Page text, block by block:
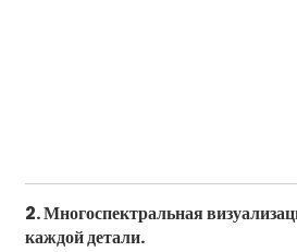
2. Многоспектральная
каждой детали.